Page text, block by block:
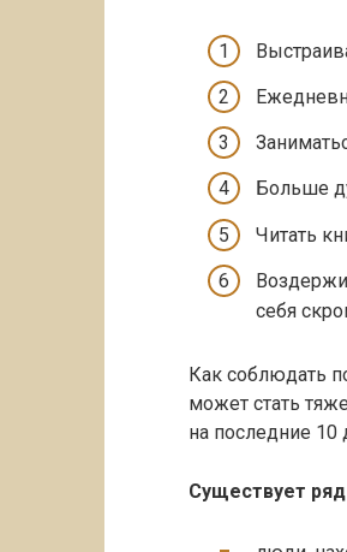
Больше
Читать
себя
Как соблюдать
может стать
на последние 10
Существует